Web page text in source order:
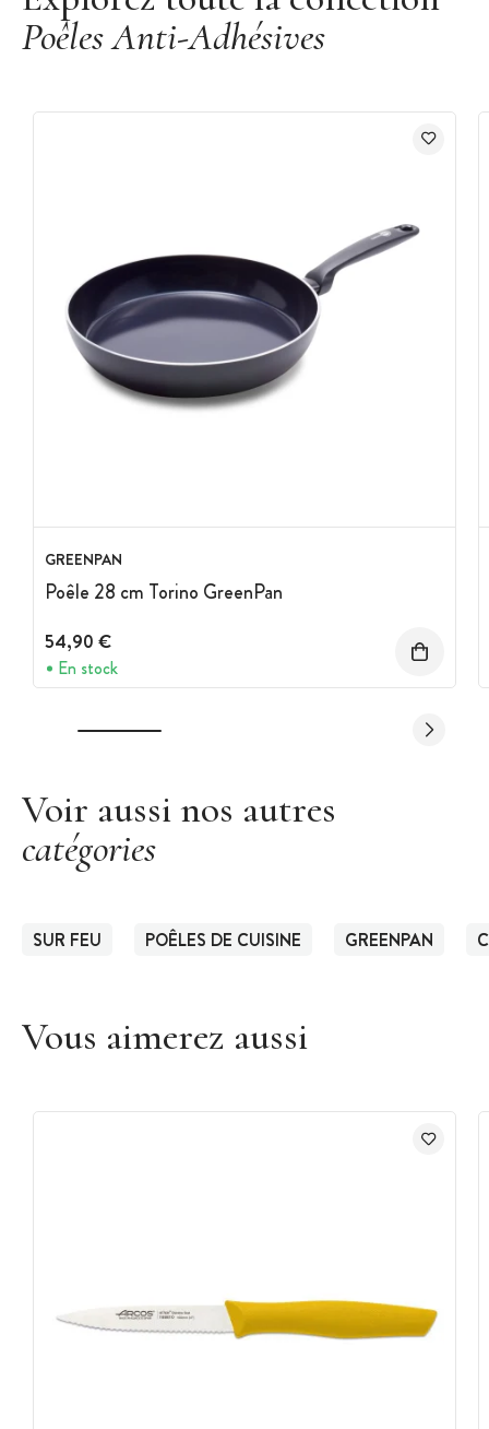
Poêles Anti-Adhésives
GREENPAN
Poêle 28 cm Torino GreenPan
54,90 €
En stock
Voir aussi nos autres
catégories
SUR FEU POÊLES DE CUISINE GREENPAN
Vous aimerez aussi